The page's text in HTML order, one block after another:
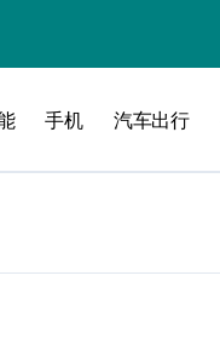
企该醒醒了
软这次真急了
手机 汽车出行